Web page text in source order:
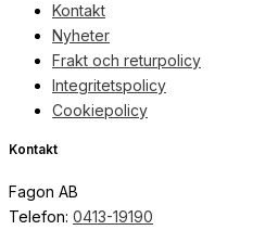
Kontakt
Nyheter
Frakt och returpolicy
Integritetspolicy
Cookiepolicy
Kontakt
Fagon AB
Telefon: 0413-19190